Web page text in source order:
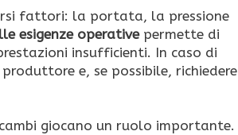
fattori: la portata, la pressione
esigenze operativepermette di
insufficienti. In caso di
e, se possibile, richiedere
giocano un ruolo importante.